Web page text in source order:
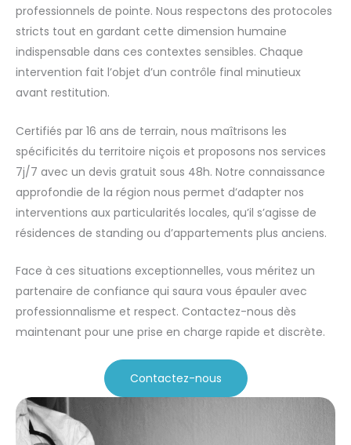
professionnels de pointe. Nous respectons des protocoles
stricts tout en gardant cette dimension humaine
indispensable dans ces contextes sensibles. Chaque
intervention fait l’objet d’un contrôle final minutieux
avant restitution.
Certifiés par 16 ans de terrain, nous maîtrisons les
spécificités du territoire niçois et proposons nos services
7j/7 avec un devis gratuit sous 48h. Notre connaissance
approfondie de la région nous permet d’adapter nos
interventions aux particularités locales, qu’il s’agisse de
résidences de standing ou d’appartements plus anciens.
Face à ces situations exceptionnelles, vous méritez un
partenaire de confiance qui saura vous épauler avec
professionnalisme et respect. Contactez-nous dès
maintenant pour une prise en charge rapide et discrète.
Contactez-nous